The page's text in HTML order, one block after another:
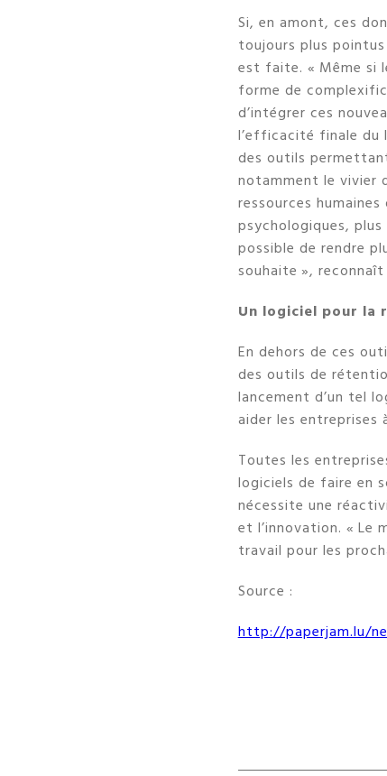
Si, en amont, ces
toujours plus
est faite. « Même si
forme de
d’intégrer ces
l’efficacité finale du
des outils
notamment le vivier
ressources
psychologiques,
possible de rendre
souhaite »,
Un logiciel pour la
En dehors de ces
des outils de
lancement d’un tel
aider les entreprises
Toutes les
logiciels de faire en
nécessite une
et l’innovation. « Le
travail pour les
Source :
http://paperjam.lu/